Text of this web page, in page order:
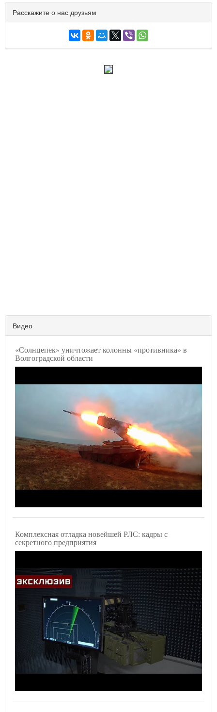
Расскажите о нас друзьям
Видео
«Солнцепек» уничтожает колонны «противника» в
Волгоградской области
Комплексная отладка новейшей РЛС: кадры с
секретного предприятия